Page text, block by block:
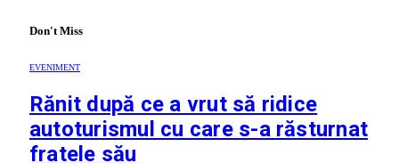
Don't Miss
EVENIMENT
Rănit după ce a vrut să ridice
autoturismul cu care s-a răsturnat
fratele său